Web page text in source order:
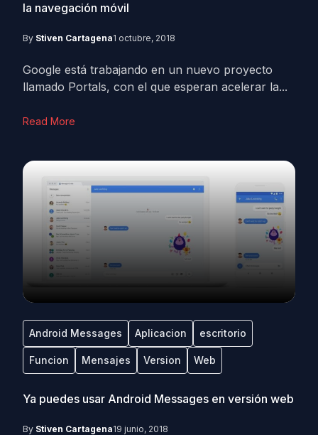
la navegación móvil
By Stiven Cartagena1 octubre, 2018
Google está trabajando en un nuevo proyecto
llamado Portals, con el que esperan acelerar la...
Read More
Android Messages Aplicacion escritorio
Funcion Mensajes Version Web
Ya puedes usar Android Messages en versión web
By Stiven Cartagena19 junio, 2018